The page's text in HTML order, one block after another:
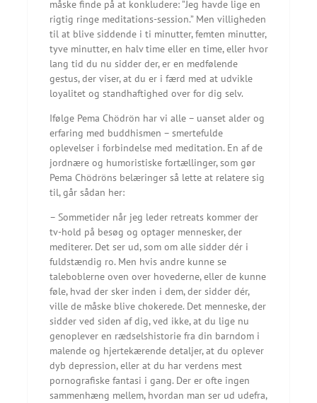
måske finde på at konkludere: ”Jeg havde lige en
rigtig ringe meditations-session.” Men villigheden
til at blive siddende i ti minutter, femten minutter,
tyve minutter, en halv time eller en time, eller hvor
lang tid du nu sidder der, er en medfølende
gestus, der viser, at du er i færd med at udvikle
loyalitet og standhaftighed over for dig selv.
Ifølge Pema Chödrön har vi alle – uanset alder og
erfaring med buddhismen – smertefulde
oplevelser i forbindelse med meditation. En af de
jordnære og humoristiske fortællinger, som gør
Pema Chödröns belæringer så lette at relatere sig
til, går sådan her:
– Sommetider når jeg leder retreats kommer der
tv-hold på besøg og optager mennesker, der
mediterer. Det ser ud, som om alle sidder dér i
fuldstændig ro. Men hvis andre kunne se
taleboblerne oven over hovederne, eller de kunne
føle, hvad der sker inden i dem, der sidder dér,
ville de måske blive chokerede. Det menneske, der
sidder ved siden af dig, ved ikke, at du lige nu
genoplever en rædselshistorie fra din barndom i
malende og hjertekærende detaljer, at du oplever
dyb depression, eller at du har verdens mest
pornografiske fantasi i gang. Der er ofte ingen
sammenhæng mellem, hvordan man ser ud udefra,